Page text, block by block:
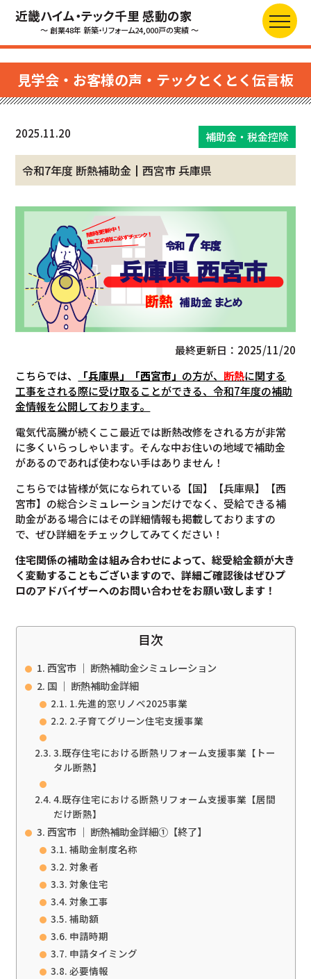
近畿ハイム・テック千里 感動の家
～ 創業48年 新築・リフォーム24,000戸の実績 ～
見学会・お客様の声・テックとくとく伝言板
2025.11.20 補助金・税金控除
令和7年度 断熱補助金┃西宮市 兵庫県
最終更新日：2025/11/20
こちらでは、
「兵庫県」「西宮市」 の方が、 断熱に関する
工事をされる際に受け取ることができる、令和7年度の補助
金情報を公開しております。
電気代高騰が続くここ最近では断熱改修をされる方が非常
に多くいらっしゃいます。そんな中お住いの地域で補助金
があるのであれば使わない手はありません！
こちらでは皆様が気になられている【国】【兵庫県】【西
宮市】の総合シミュレーションだけでなく、受給できる補
助金がある場合にはその詳細情報も掲載しておりますの
で、ぜひ詳細をチェックしてみてください！
住宅関係の補助金は組み合わせによって、総受給金額が大き
く変動することもございますので、詳細ご確認後はぜひプ
ロのアドバイザーへのお問い合わせをお願い致します！
目次
西宮市 ｜ 断熱補助金シミュレーション
国 ｜ 断熱補助金詳細
1.先進的窓リノベ2025事業
2.子育てグリーン住宅支援事業
3.既存住宅における断熱リフォーム支援事業【トー
タル断熱】
4.既存住宅における断熱リフォーム支援事業【居間
だけ断熱】
西宮市 ｜ 断熱補助金詳細①【終了】
補助金制度名称
対象者
対象住宅
対象工事
補助額
申請時期
申請タイミング
必要情報